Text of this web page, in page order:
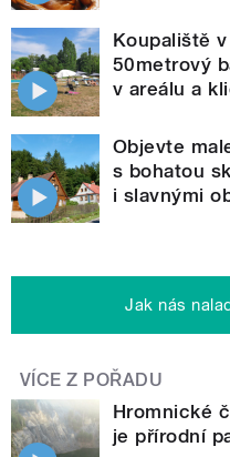
Koupaliště
50metrový
v areálu a
Objevte
s bohatou
i slavnými
Jak nás
VÍCE Z POŘADU
Hromnické
je přírodní